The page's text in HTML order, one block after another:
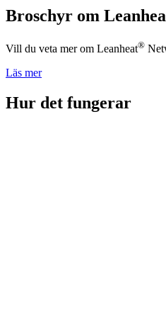
Broschyr om
Vill du veta mer om Leanheat®
Läs mer
Hur det fungerar